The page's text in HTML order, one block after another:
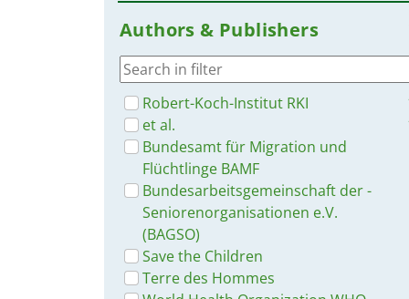
Latin America and the Carribbean
North America
East and Southern Africa
South Africa
Namibia
India
Guatemala
Authors & Publishers
Robert-Koch-Institut RKI
et al.
Bundesamt für Migration und
Flüchtlinge BAMF
Bundesarbeitsgemeinschaft der ­
Seniorenorganisationen e.V.
(BAGSO)
Save the Children
Terre des Hommes